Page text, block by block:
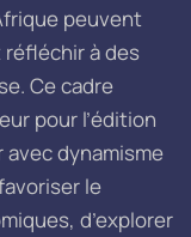
peuvent
à des
Ce cadre
pour l’édition
avec dynamisme
le
d’explorer